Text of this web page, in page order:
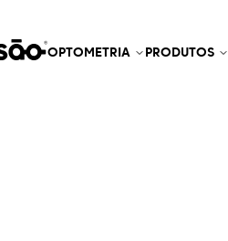
OPTOMETRIA PRODUTOS